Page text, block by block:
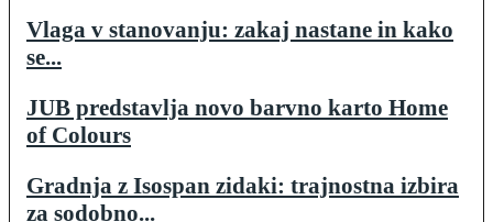
Vlaga v stanovanju: zakaj nastane in kako
se...
JUB predstavlja novo barvno karto Home
of Colours
Gradnja z Isospan zidaki: trajnostna izbira
za sodobno...